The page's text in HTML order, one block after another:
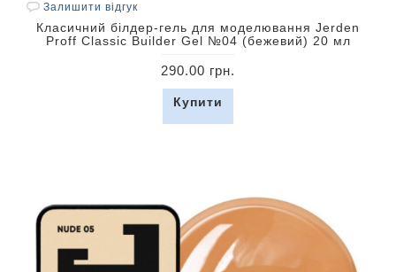
Залишити відгук
Класичний білдер-гель для моделювання Jerden
Proff Classic Builder Gel №04 (бежевий) 20 мл
290.00 грн.
Купити